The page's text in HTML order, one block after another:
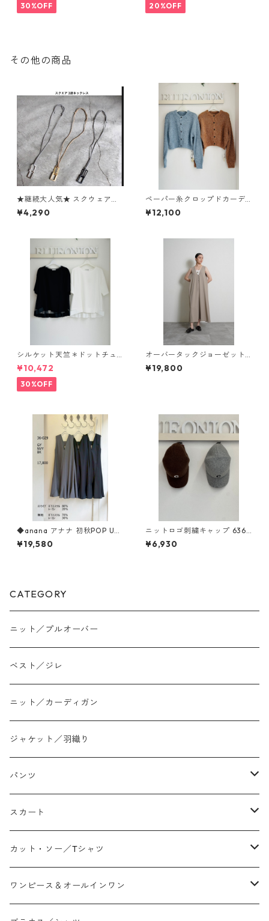
30%OFF 20%OFF
その他の商品
★継続大人気★ スクウェア革
ひもネックレス 13425
¥4,290
ペーパー糸クロップドカーデ
ィガン 652 - 85517 cloche
¥12,100
シルケット天竺＊ドットチュ
ールバックフレアカットソー E
80311 beatrice
¥10,472
30%OFF
オーバータックジョーゼットo
ne-piece （set up対応） 60
4497 cyantokyo 2603 b -0
¥19,800
◆anana アナナ 初秋POP UP
◆ エスカルゴドレープジャ
ンスカ 36-029 ANANA
¥19,580
ニットロゴ刺繍キャップ 6369
42 PASSIONE
¥6,930
CATEGORY
ニット／プルオーバー
ベスト／ジレ
ニット／カーディガン
ジャケット／羽織り
パンツ
テーパード
ワイド
スリム/スキニー
スカート
ストレート/タイト
フレア
カット・ソー／Tシャツ
Tシャツ
ワンピース＆オールインワン